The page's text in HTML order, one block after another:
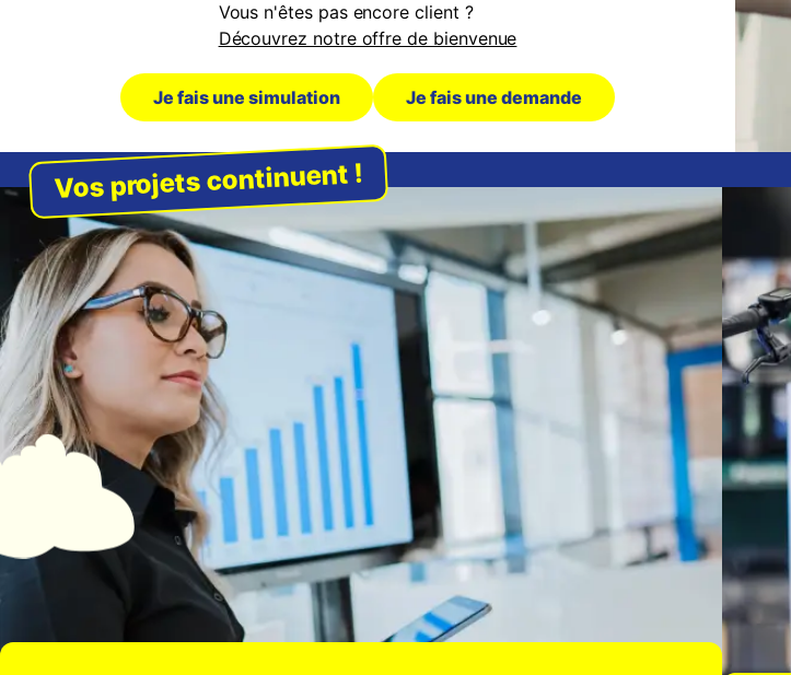
Vous n'êtes pas encore client ?
Découvrez notre offre de bienvenue
Je fais une simulation Je fais une demande
Vos projets continuent !